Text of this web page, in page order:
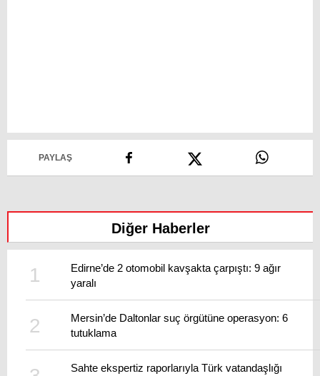
PAYLAŞ
Diğer Haberler
Edirne’de 2 otomobil kavşakta çarpıştı: 9 ağır
yaralı
Mersin’de Daltonlar suç örgütüne operasyon: 6
tutuklama
Sahte ekspertiz raporlarıyla Türk vatandaşlığı